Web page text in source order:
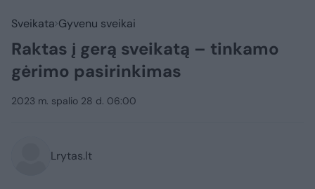
Sveikata Gyvenu sveikai
Raktas į gerą sveikatą – tinkamo
gėrimo pasirinkimas
2023 m. spalio 28 d. 06:00
Lrytas.lt